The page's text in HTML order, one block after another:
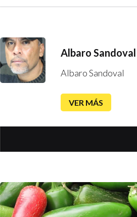
Albaro Sandoval
Albaro Sandoval
VER MÁS